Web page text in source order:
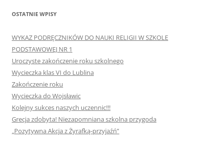
OSTATNIE WPISY
WYKAZ PODRĘCZNIKÓW DO NAUKI RELIGII W SZKOLE
PODSTAWOWEJ NR 1
Uroczyste zakończenie roku szkolnego
Wycieczka klas VI do Lublina
Zakończenie roku
Wycieczka do Wojsławic
Kolejny sukces naszych uczennic!!!
Grecja zdobyta! Niezapomniana szkolna przygoda
„Pozytywna Akcja z Żyrafką-przyjaźń”